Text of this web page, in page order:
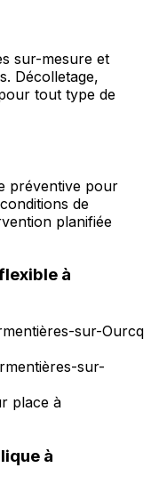
sur-mesure et
Décolletage,
tout type de
préventive pour
de
planifiée
à
sur-Ourcq
sur-
place à
à